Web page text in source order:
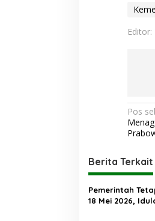
Editor:
N
a
i
g
a
Pos
Berita Terkait
Pemerintah
18 Mei 2026,